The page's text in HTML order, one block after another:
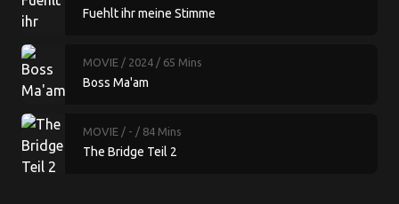
Fuehlt ihr meine Stimme
MOVIE / 2024 / 65 Mins
Boss Ma'am
MOVIE / - / 84 Mins
The Bridge Teil 2